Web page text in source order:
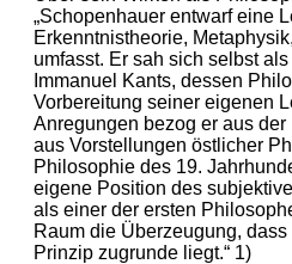
„Schopenhauer entwarf eine
Erkenntnistheorie,
umfasst. Er sah sich selbst
Immanuel Kants, dessen
Vorbereitung seiner eigenen
Anregungen bezog er aus
aus Vorstellungen östlicher
Philosophie des 19.
eigene Position des
als einer der ersten
Raum die Überzeugung,
Prinzip zugrunde liegt.“ 1)